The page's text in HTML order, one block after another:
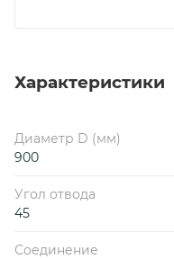
Характеристики
Диаметр D (мм)
900
Угол отвода
45
Соединение